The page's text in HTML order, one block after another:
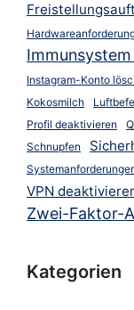
Instagram-Konto
Kokosmilch
Profil deaktivieren
Schnupfen
VPN
Zwei-Faktor-
Kategorien